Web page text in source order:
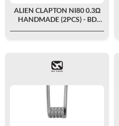
ALIEN CLAPTON NI80 0.3Ω
HANDMADE (2PCS) - BD